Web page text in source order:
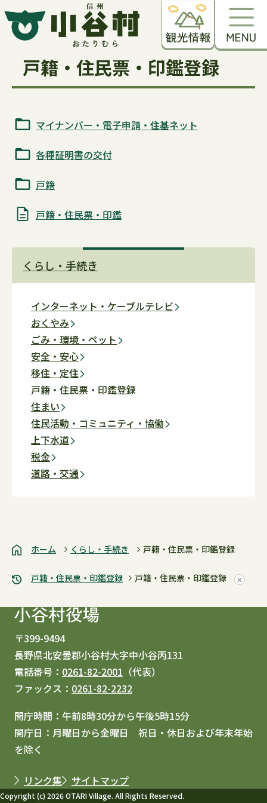
戸籍・住民票・印鑑登録
マイナンバー・電子申請・住基ネット
各種証明書の交付
戸籍
戸籍・住民票・印鑑
くらし・手続き
インターネット・ケーブルテレビ
おくやみ
ごみ・環境・ペット
安全・安心
移住・定住
戸籍・住民票・印鑑登録
住まい
住民活動・コミュニティ・協働
上下水道
税金
道路・交通
ホーム くらし・手続き 戸籍・住民票・印鑑登録
戸籍・住民票・印鑑登録 戸籍・住民票・印鑑登録
〒399-9494
長野県北安曇郡小谷村大字中小谷丙131
電話番号： 0261-82-2001 （代表）
ファックス： 0261-82-2232
開庁時間：午前8時30分から午後5時15分
開庁日：月曜日から金曜日 祝日・休日および年末年始
を除く
リンク集 サイトマップ
Copyright (c) 2026 OTARI Village. All Rights Reserved.